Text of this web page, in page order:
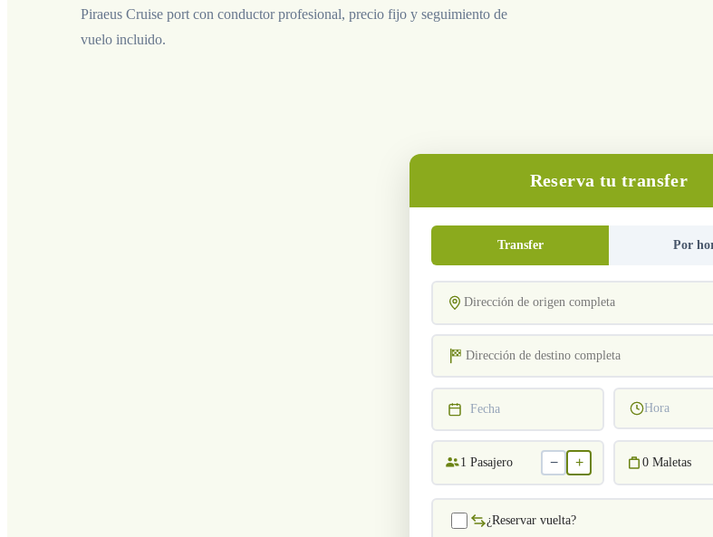
Piraeus Cruise port con conductor profesional, precio fijo y seguimiento de
vuelo incluido.
Reserva tu transfer
Transfer Por
Fecha Hora
1 Pasajero − + 0 Maletas
¿Reservar vuelta?